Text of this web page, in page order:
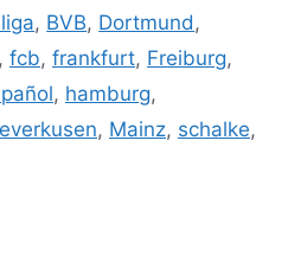
, BVB, Dortmund ,
, fcb, frankfurt, Freiburg,
, hamburg,
, Mainz, schalke,